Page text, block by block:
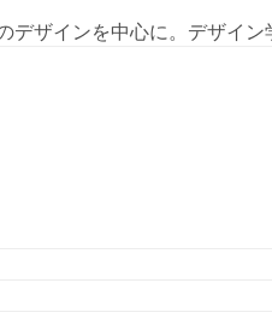
ザインを中心に。デザイン